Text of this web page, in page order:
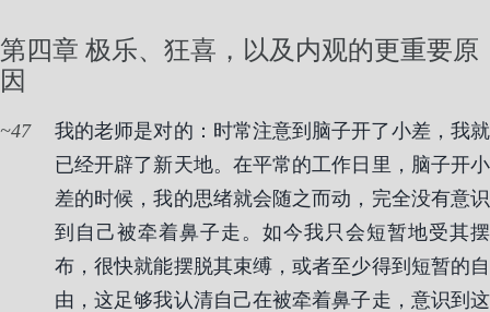
第四章 极乐、狂喜，以及内观的更重要原
因
47
我的老师是对的：时常注意到脑子开了小差，我就
已经开辟了新天地。在平常的工作日里，脑子开小
差的时候，我的思绪就会随之而动，完全没有意识
到自己被牵着鼻子走。如今我只会短暂地受其摆
布，很快就能摆脱其束缚，或者至少得到短暂的自
由，这足够我认清自己在被牵着鼻子走，意识到这